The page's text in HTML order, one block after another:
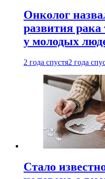
Онколог
развития
у молодых
2 года спустя2 года
Стало